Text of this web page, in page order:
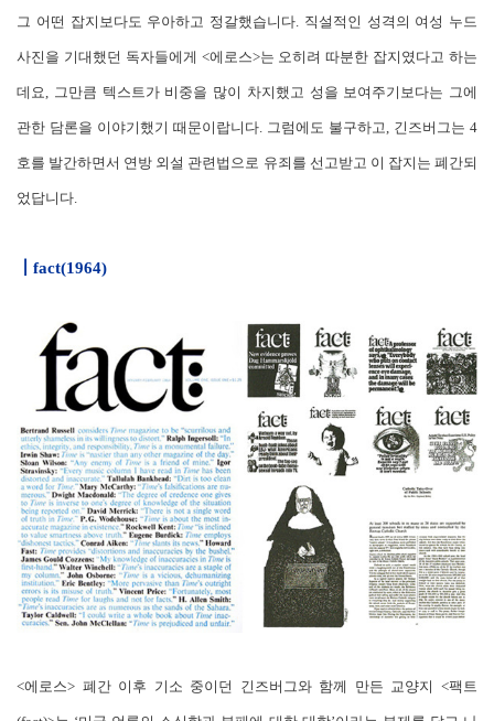
그 어떤 잡지보다도 우아하고 정갈했습니다. 직설적인 성격의 여성 누드
사진을 기대했던 독자들에게 <에로스>는 오히려 따분한 잡지였다고 하는
데요, 그만큼 텍스트가 비중을 많이 차지했고 성을 보여주기보다는 그에
관한 담론을 이야기했기 때문이랍니다. 그럼에도 불구하고, 긴즈버그는 4
호를 발간하면서 연방 외설 관련법으로 유죄를 선고받고 이 잡지는 폐간되
었답니다.
fact(1964)
<에로스> 폐간 이후 기소 중이던 긴즈버그와 함께 만든 교양지 <팩트